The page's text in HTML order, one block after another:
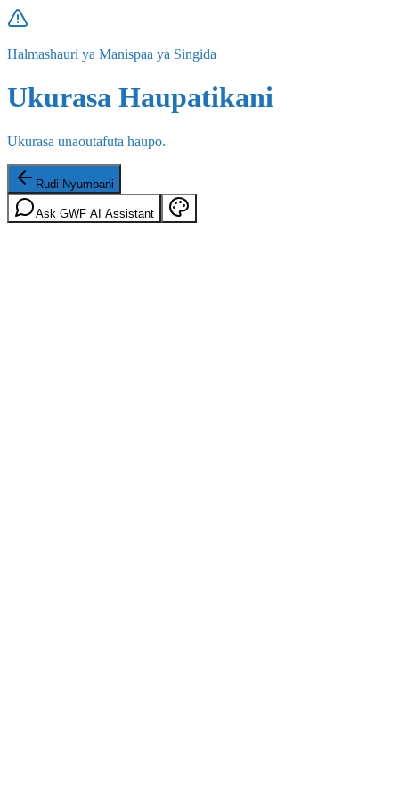
Halmashauri ya Manispaa ya Singida
Ukurasa Haupatikani
Ukurasa unaoutafuta haupo.
Rudi Nyumbani
Ask GWF AI Assistant